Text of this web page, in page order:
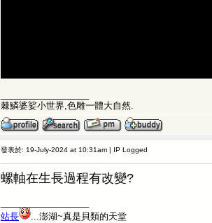
棘鱗婆娑小世界,色雕一體大自然.
發表於: 19-July-2024 at 10:31am | IP Logged
螺軸在生長過程有改變?
站長
...澎湖~真是貝類的天堂